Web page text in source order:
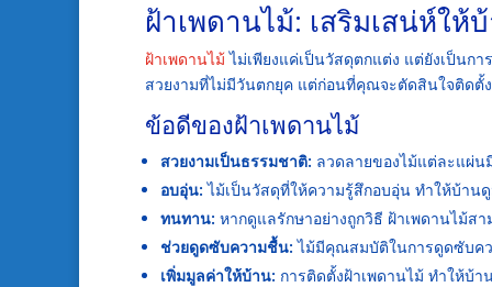
ฝ้าเพดานไม้: เสริมเสน่ห์ใ
ฝ้าเพดานไม้ไม่เพียงแค่เป็นวัสดุตกแต่ง แต่ยังเป็นก
สวยงามที่ไม่มีวันตกยุค แต่ก่อนที่คุณจะตัดสินใจติดตั้
ข้อดีของฝ้าเพดานไม้
สวยงามเป็นธรรมชาติ: ลวดลายของไม้แต่ละแผ่น
อบอุ่น: ไม้เป็นวัสดุที่ให้ความรู้สึกอบอุ่น ทำให้บ้าน
ทนทาน: หากดูแลรักษาอย่างถูกวิธี ฝ้าเพดานไม้ส
ช่วยดูดซับความชื้น: ไม้มีคุณสมบัติในการดูดซับค
เพิ่มมูลค่าให้บ้าน: การติดตั้งฝ้าเพดานไม้ ทำให้บ้